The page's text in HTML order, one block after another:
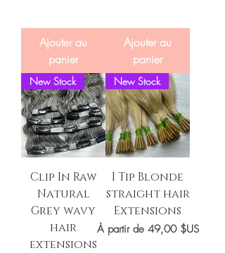
Ajouter au
panier
Ajouter au
panier
New Stock
Clip In Raw
Natural
Grey wavy
hair
extensions
New Stock
I Tip Blonde
straight hair
Extensions
À partir de 49,00 $US
Prix promotionnel